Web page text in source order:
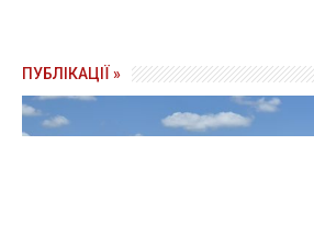
ПУБЛІКАЦІЇ »